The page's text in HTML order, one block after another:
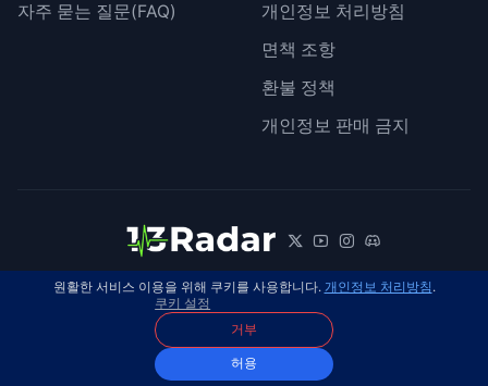
자주 묻는 질문(FAQ)
개인정보 처리방침
면책 조항
환불 정책
개인정보 판매 금지
© 2026 13Radar. 모든 권리 보유. 한국어
원활한 서비스 이용을 위해 쿠키를 사용합니다. 개인정보 처리방침 .
쿠키 설정
거부
허용